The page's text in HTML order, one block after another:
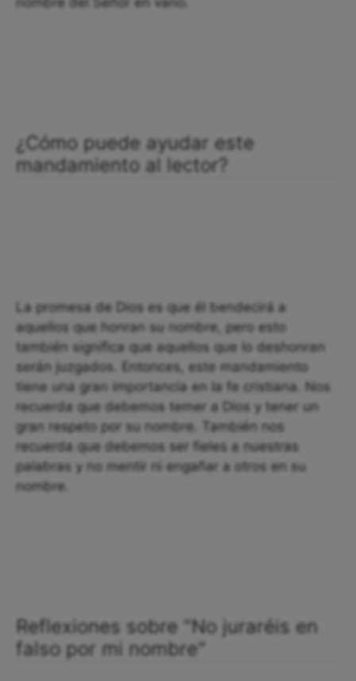
¿Cómo puede ayudar este
mandamiento al lector?
La promesa de Dios es que él bendecirá a
aquellos que honran su nombre, pero esto
también significa que aquellos que lo deshonran
serán juzgados. Entonces, este mandamiento
tiene una gran importancia en la fe cristiana. Nos
recuerda que debemos temer a Dios y tener un
gran respeto por su nombre. También nos
recuerda que debemos ser fieles a nuestras
palabras y no mentir ni engañar a otros en su
nombre.
Reflexiones sobre "No juraréis en
falso por mi nombre"